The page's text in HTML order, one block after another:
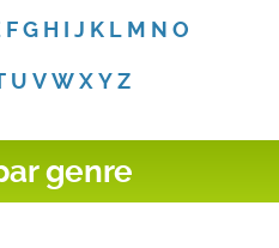
F G H I J K L M N O
U V W X Y Z
genre